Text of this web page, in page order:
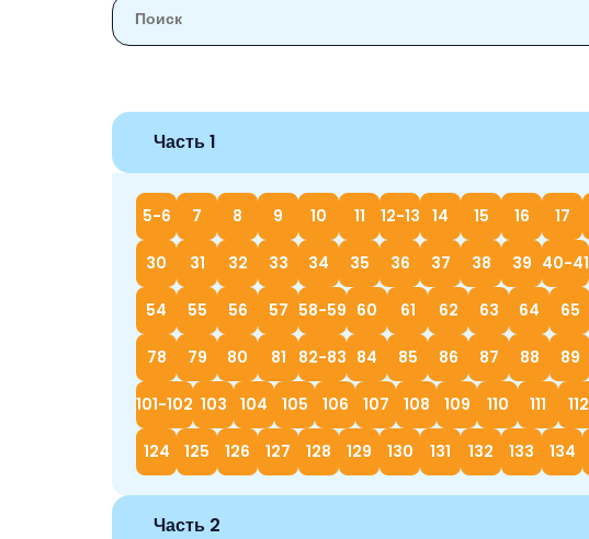
Часть 1
5-6 7 8 9 10 11 12-13 14 15 16 17
30 31 32 33 34 35 36 37 38 39 40-41
54 55 56 57 58-59 60 61 62 63 64 65
78 79 80 81 82-83 84 85 86 87 88 89
101-102 103 104 105 106 107 108 109 110 111 112
124 125 126 127 128 129 130 131 132 133 134
Часть 2